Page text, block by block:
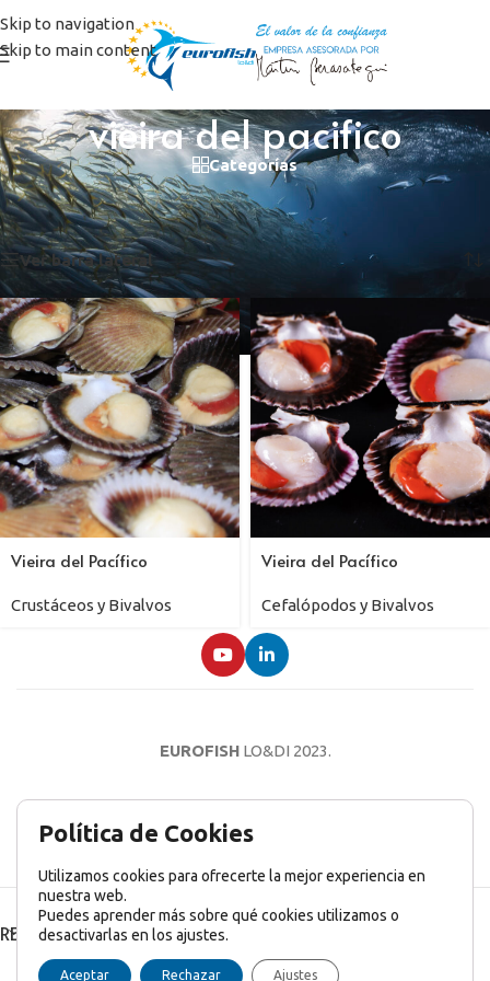
Skip to navigation
Skip to main content
vieira del pacifico
Categorías
Inicio/Productos etiquetados “vieira del pacifico”
Mostrando los 2 resultados
Ver barra lateral
Vieira del Pacífico
Crustáceos y Bivalvos
Vieira del Pacífico
Cefalópodos y Bivalvos
EUROFISHLO&DI 2023.
AVISO LEGAL POLÍTICA DE PRIVACIDAD
RECENT POSTS
Política de Cookies
Utilizamos cookies para ofrecerte la mejor experiencia en
nuestra web.
Puedes aprender más sobre qué cookies utilizamos o
desactivarlas en los ajustes.
Aceptar Rechazar Ajustes
English Inglés) Français(Francés